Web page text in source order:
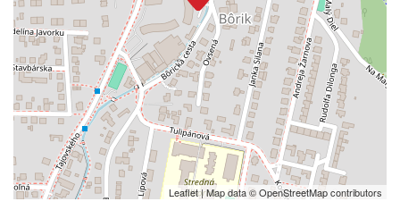
Leaflet| Map data ©OpenStreetMapcontributors